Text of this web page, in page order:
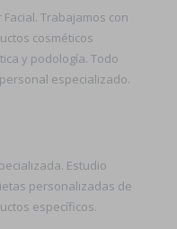
Trabajamos con
cosméticos
y podología. Todo
especializado.
Estudio
personalizadas de
específicos.